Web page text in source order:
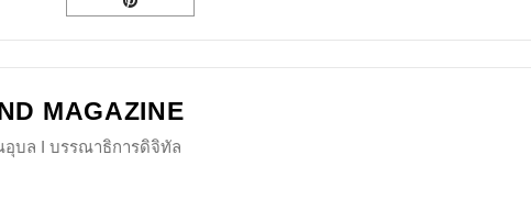
MAGAZINE
บล I บรรณาธิการดิจิทัล